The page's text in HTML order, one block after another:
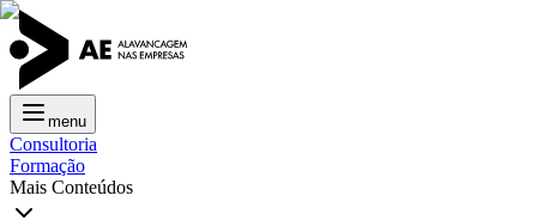
menu
Consultoria
Formação
Mais Conteúdos